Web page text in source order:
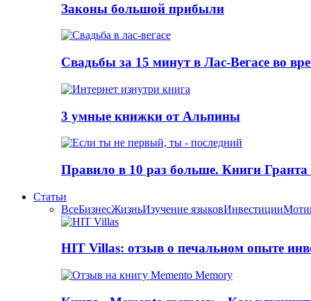
Законы большой прибыли
Свадьбы за 15 минут в Лас-Вегасе во
3 умные книжки от Альпины
Правило в 10 раз больше. Книги
Статьи
ВсеБизнесЖизньИзучение языковИнвестиции
HIT Villas: отзыв о печальном опыте